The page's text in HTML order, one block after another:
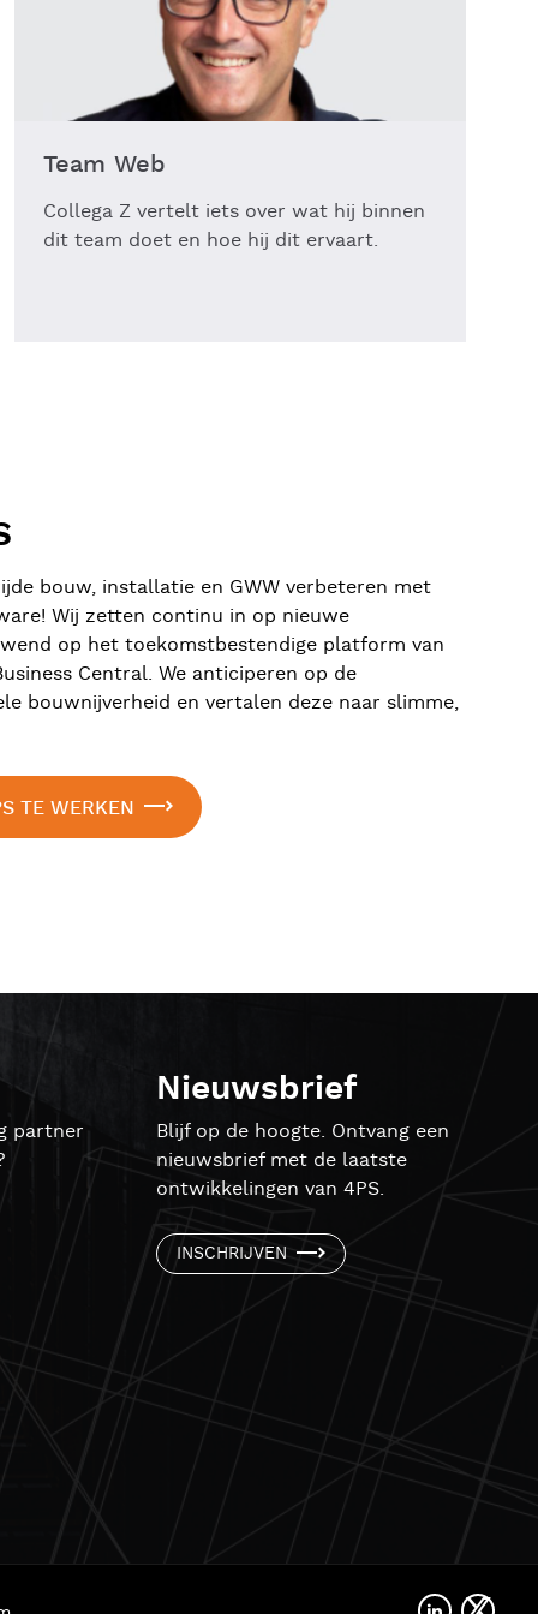
Team Web
Collega Z vertelt iets over wat hij binnen
dit team doet en hoe hij dit ervaart.
bouw, installatie en GWW verbeteren met
Wij zetten continu in op nieuwe
op het toekomstbestendige platform van
Central. We anticiperen op de
bouwnijverheid en vertalen deze naar slimme,
TE WERKEN
partner
Nieuwsbrief
Blijf op de hoogte. Ontvang een
nieuwsbrief met de laatste
ontwikkelingen van 4PS.
INSCHRIJVEN